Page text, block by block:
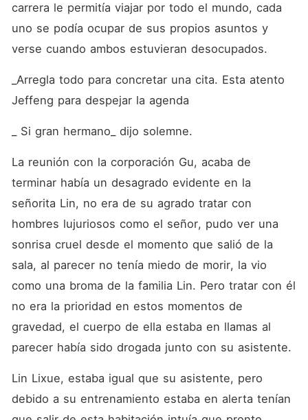
carrera le permitía viajar por todo el mundo, cada
uno se podía ocupar de sus propios asuntos y
verse cuando ambos estuvieran desocupados.
_Arregla todo para concretar una cita. Esta atento
Jeffeng para despejar la agenda
_ Si gran hermano_ dijo solemne.
La reunión con la corporación Gu, acaba de
terminar había un desagrado evidente en la
señorita Lin, no era de su agrado tratar con
hombres lujuriosos como el señor, pudo ver una
sonrisa cruel desde el momento que salió de la
sala, al parecer no tenía miedo de morir, la vio
como una broma de la familia Lin. Pero tratar con él
no era la prioridad en estos momentos de
gravedad, el cuerpo de ella estaba en llamas al
parecer había sido drogada junto con su asistente.
Lin Lixue, estaba igual que su asistente, pero
debido a su entrenamiento estaba en alerta tenían